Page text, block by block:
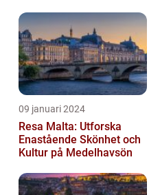
09 januari 2024
Resa Malta: Utforska
Enastående Skönhet och
Kultur på Medelhavsön